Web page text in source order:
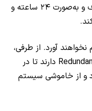
سروری باید بتواند در شرایط پیک مصرف و به‌صورت ۲۴ ساعته و
آورد. از طرفی،
برخی سرورها نیاز به دو پاور به‌صورت Redundant دارند تا در
و از خاموشی سیستم